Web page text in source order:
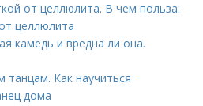
от целлюлита. В чем польза:
целлюлита
камедь и вредна ли она.
танцам. Как научиться
дома